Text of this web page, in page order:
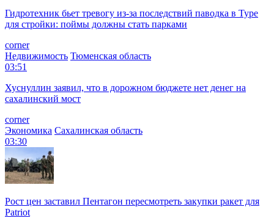
Гидротехник бьет тревогу из-за последствий паводка в Туре
для стройки: поймы должны стать парками
corner
Недвижимость Тюменская область
03:51
Хуснуллин заявил, что в дорожном бюджете нет денег на
сахалинский мост
corner
Экономика Сахалинская область
03:30
Рост цен заставил Пентагон пересмотреть закупки ракет для
Patriot